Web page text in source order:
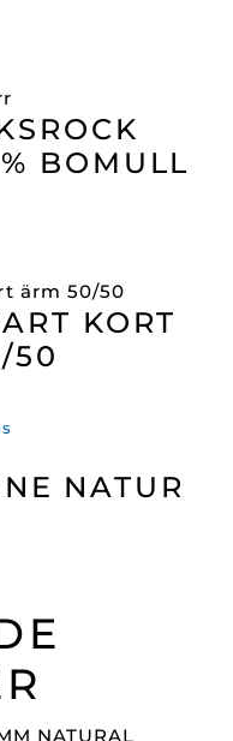
BOMULL
KORT
50
NATUR